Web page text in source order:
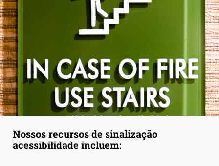
Nossos recursos de sinalização
acessibilidade incluem: